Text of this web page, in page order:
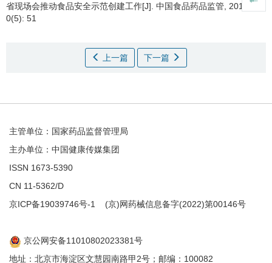
省现场会推动食品安全示范创建工作[J]. 中国食品药品监管, 2016,
0(5): 51
上一篇 下一篇
主管单位：国家药品监督管理局
主办单位：中国健康传媒集团
ISSN 1673-5390
CN 11-5362/D
京ICP备19039746号-1 (京)网药械信息备字(2022)第00146号
京公网安备11010802023381号
地址：北京市海淀区文慧园南路甲2号；邮编：100082